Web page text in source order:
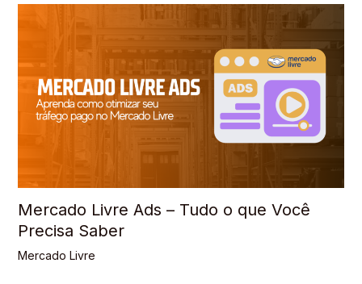
Mercado Livre Ads – Tudo o que Você
Precisa Saber
Mercado Livre